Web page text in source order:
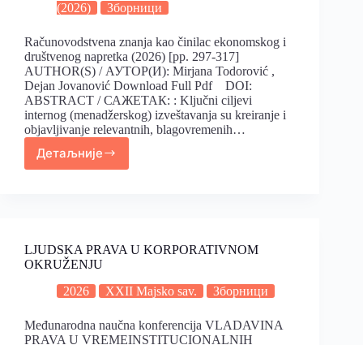
(2026)
Зборници
Računovodstvena znanja kao činilac ekonomskog i
društvenog napretka (2026) [pp. 297-317]
AUTHOR(S) / АУТОР(И): Mirjana Todorović ,
Dejan Jovanović Download Full Pdf DOI:
ABSTRACT / САЖЕТАК: : Ključni ciljevi
internog (menadžerskog) izveštavanja su kreiranje i
objavljivanje relevantnih, blagovremenih…
Детаљније
LJUDSKA PRAVA U KORPORATIVNOM
OKRUŽENJU
2026
XXII Majsko sav. Зборници
Međunarodna naučna konferencija VLADAVINA
PRAVA U VREMEINSTITUCIONALNIH